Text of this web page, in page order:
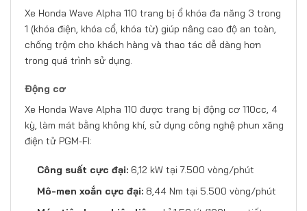
Xe Honda Wave Alpha 110 trang bị ổ khóa đa năng 3 trong
1 (khóa điện, khóa cổ, khóa từ) giúp nâng cao độ an toàn,
chống trộm cho khách hàng và thao tác dễ dàng hơn
trong quá trình sử dụng.
Động cơ
Xe Honda Wave Alpha 110 được trang bị động cơ 110cc, 4
kỳ, làm mát bằng không khí, sử dụng công nghệ phun xăng
điện tử PGM-FI:
Công suất cực đại: 6,12 kW tại 7.500 vòng/phút
Mô-men xoắn cực đại: 8,44 Nm tại 5.500 vòng/phút